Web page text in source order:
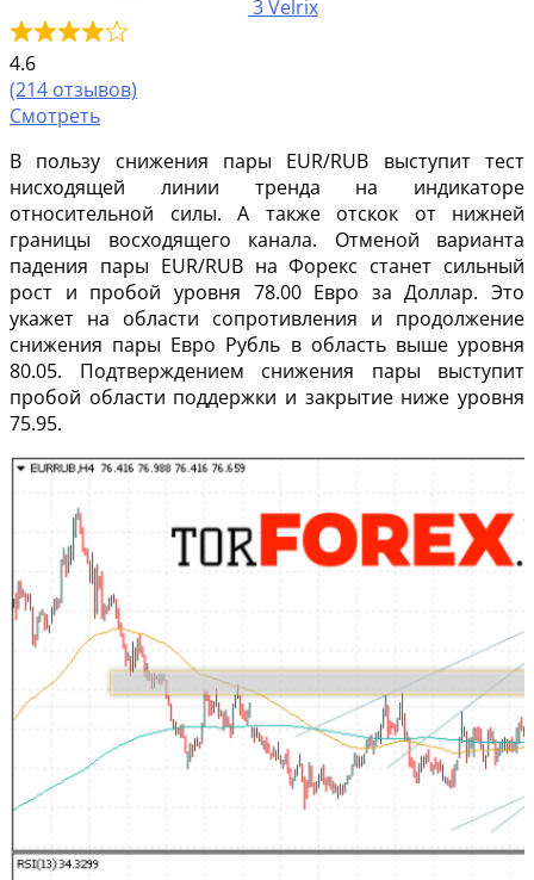
3Velrix
4.6
(214 отзывов)
Смотреть
В пользу снижения пары EUR/RUB выступит тест
нисходящей линии тренда на индикаторе
относительной силы. А также отскок от нижней
границы восходящего канала. Отменой варианта
падения пары EUR/RUB на Форекс станет сильный
рост и пробой уровня 78.00 Евро за Доллар. Это
укажет на области сопротивления и продолжение
снижения пары Евро Рубль в область выше уровня
80.05. Подтверждением снижения пары выступит
пробой области поддержки и закрытие ниже уровня
75.95.